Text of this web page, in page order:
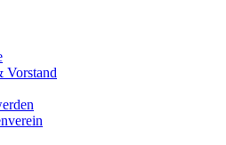
Vorstand